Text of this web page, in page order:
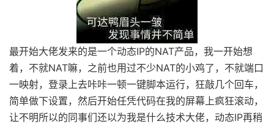
最开始大佬发来的是一个动态IP的NAT产品，我一开始想
着，不就NAT嘛，之前也用过不少NAT的小鸡了，不就端口
一映射，登录上去咔咔一顿一键脚本运行，狂敲几个回车，
简单做下设置，然后开始任凭代码在我的屏幕上疯狂滚动，
让不明所以的同事们还以为我是什么技术大佬，动态IP再稍